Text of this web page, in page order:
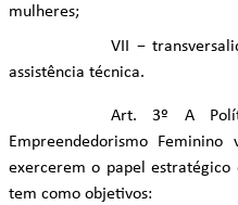
mulheres;
VII −
assistência técnica.
Art. 3º A
Empreendedorismo
exercerem o papel estratégico
tem como objetivos: